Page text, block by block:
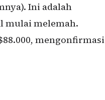
Ini adalah
mulai melemah.
mengonfirmasi